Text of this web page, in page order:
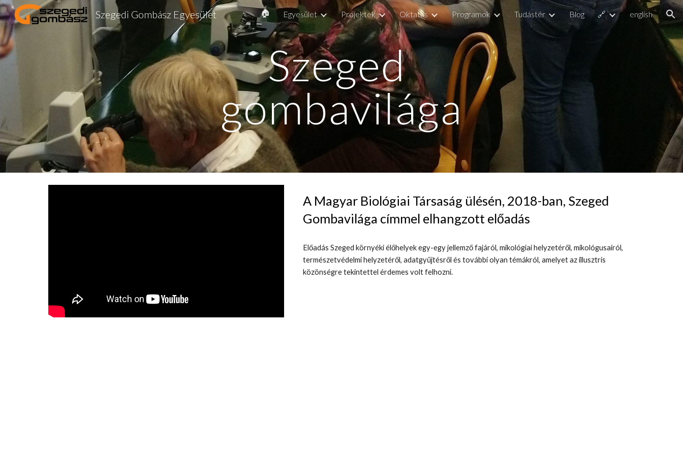
Skip to main content Skip to navigation
Szegedi Gombász Egyesület 🏠 Egyesület Projektek Oktatas Programok Tudástér Blog 🔗 english
Szeged
gombavilága
A Magyar Biológiai Társaság ülésén, 2018-ban, Szeged
Gombavilága címmel elhangzott előadás
Előadás Szeged környéki élőhelyek egy-egy jellemző fajáról, mikológiai helyzetéről, mikológusairól,
természetvédelmi helyzetéről, adatgyűjtésről és további olyan témákról, amelyet az illusztris
közönségre tekintettel érdemes volt felhozni.